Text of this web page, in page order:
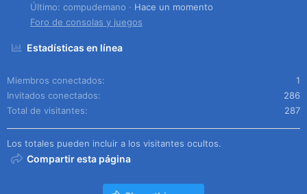
Último: compudemano
Hace un momento
Foro de consolas y juegos
Estadísticas en línea
Miembros conectados
1
Invitados conectados
286
Total de visitantes
287
Los totales pueden incluir a los visitantes ocultos.
Compartir esta página